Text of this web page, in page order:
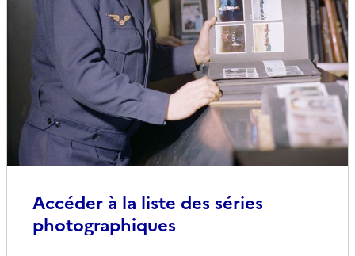
Accéder à la liste des séries
photographiques